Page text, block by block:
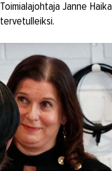
Toimialajohtaja Janne
tervetulleiksi.